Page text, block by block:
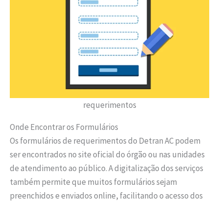
requerimentos
Onde Encontrar os Formulários
Os formulários de requerimentos do Detran AC podem
ser encontrados no site oficial do órgão ou nas unidades
de atendimento ao público. A digitalização dos serviços
também permite que muitos formulários sejam
preenchidos e enviados online, facilitando o acesso dos